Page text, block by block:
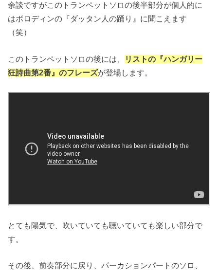
余談ですがこのトランペットソロの後半部分が個人的に
はボロディンの『ダッタン人の踊り』に聞こえます
（笑）
このトランペットソロの後には、
リストの『ハンガリー
狂詩曲第2番』のフレーズが登場します。
とても陽気で、吹いていても聴いていても楽しい部分で
す。
その後、前奏部分に戻り、パーカションパートのソロ、